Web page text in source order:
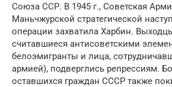
Союза ССР. В 1945 г., Советская
Маньчжурской стратегической
операции захватила Харбин.
считавшиеся антисоветскими
белоэмигранты и лица,
армией), подверглись репрессиям.
оставшихся граждан СССР также